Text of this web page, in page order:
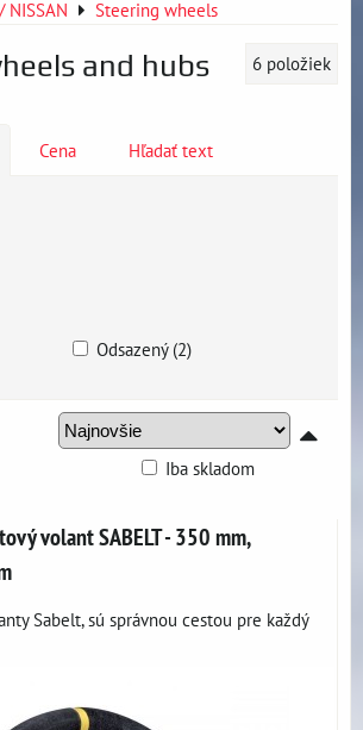
NISSAN
Steering wheels
and hubs 6 položiek
Cena Hľadať text
Odsazený (2)
Iba skladom
volant SABELT - 350 mm,
Sabelt, sú správnou cestou pre každý